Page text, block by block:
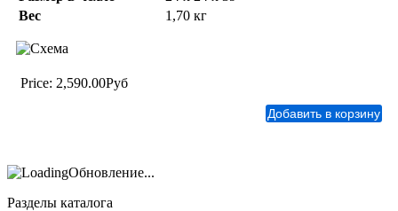
Вес
1,70 кг
Price: 2,590.00Руб
Обновление...
Разделы каталога